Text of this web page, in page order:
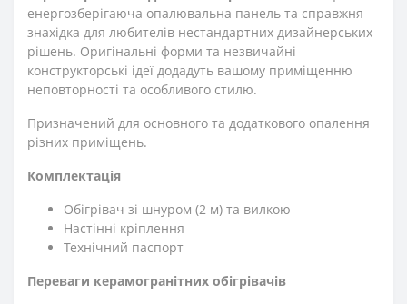
енергозберігаюча опалювальна панель та справжня
знахідка для любителів нестандартних дизайнерських
рішень. Оригінальні форми та незвичайні
конструкторські ідеї додадуть вашому приміщенню
неповторності та особливого стилю.
Призначений для основного та додаткового опалення
різних приміщень.
Комплектація
Обігрівач зі шнуром (2 м) та вилкою
Настінні кріплення
Технічний паспорт
Переваги керамогранітних обігрівачів